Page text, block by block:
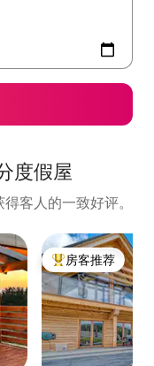
度假屋
客人的一致好评。
热门「房客推荐」
房客推荐